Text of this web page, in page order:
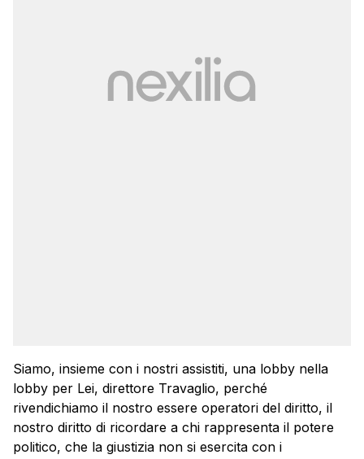
Siamo, insieme con i nostri assistiti, una lobby nella
lobby per Lei, direttore Travaglio, perché
rivendichiamo il nostro essere operatori del diritto, il
nostro diritto di ricordare a chi rappresenta il potere
politico, che la giustizia non si esercita con i